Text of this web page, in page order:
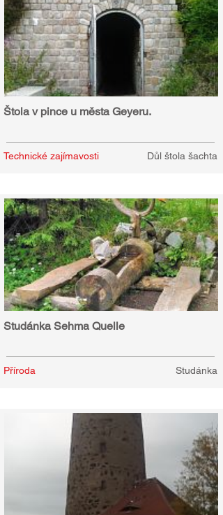
Štola v pince u města Geyeru.
Technické zajímavosti Důl štola šachta
Studánka Sehma Quelle
Příroda Studánka